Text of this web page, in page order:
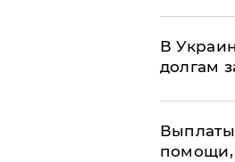
В
долгам
Выплаты
помощи,